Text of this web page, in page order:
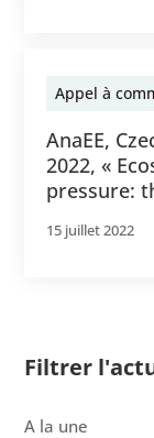
Appel à
AnaEE,
2022, «
pressure:
15 juillet 2022
Filtrer
A la une